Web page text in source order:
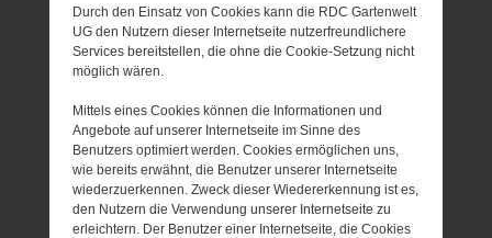
Durch den Einsatz von Cookies kann die RDC Gartenwelt
UG den Nutzern dieser Internetseite nutzerfreundlichere
Services bereitstellen, die ohne die Cookie-Setzung nicht
möglich wären.
Mittels eines Cookies können die Informationen und
Angebote auf unserer Internetseite im Sinne des
Benutzers optimiert werden. Cookies ermöglichen uns,
wie bereits erwähnt, die Benutzer unserer Internetseite
wiederzuerkennen. Zweck dieser Wiedererkennung ist es,
den Nutzern die Verwendung unserer Internetseite zu
erleichtern. Der Benutzer einer Internetseite, die Cookies